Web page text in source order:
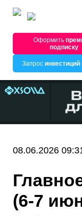
Оформить
подписку
Запрос инвестиций
08.06.2026
(6-7